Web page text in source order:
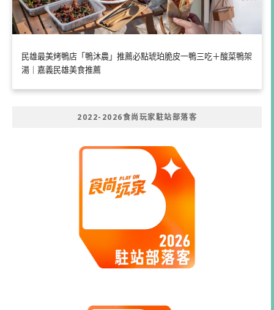
民雄最美烤鴨店「鴨沐農」推薦必點琥珀脆皮一鴨三吃＋酸菜鴨架
湯｜嘉義民雄美食推薦
2022-2026食尚玩家駐站部落客